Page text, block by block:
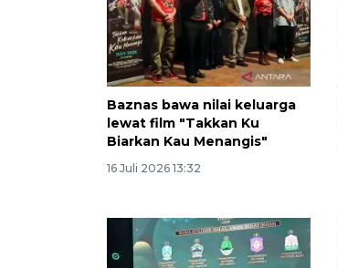
Baznas bawa nilai keluarga
lewat film "Takkan Ku
Biarkan Kau Menangis"
16 Juli 2026 13:32